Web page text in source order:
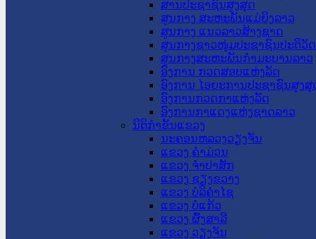
ສານປະຊາຊົນສູງສຸດ
ສູນກາງ ສະຫະພັນແມ່ຍິງລາວ
ສູນກາງ ແນວລາວສ້າງຊາດ
ສູນກາງຊາວໜຸ່ມປະຊາຊົນປະຕິວັ
ສູນກາງສະຫະພັນກຳມະບານລາວ
ອົງການ ກວດສອບແຫ່ງລັດ
ອົງການ ໄອຍະການປະຊາຊົນສູງສຸ
ອົງການກວດກາແຫ່ງລັດ
ອົງການກາແດງແຫ່ງຊາດລາວ
ນິຕິກໍາຂັ້ນແຂວງ
ນະ​ຄອນ​ຫລວງວຽງຈັນ
ແຂວງ ຄໍາມ່ວນ
ແຂວງ ຈໍາປາສັກ
ແຂວງ ຊຽງຂວາງ
ແຂວງ ບໍລິຄໍາໄຊ
ແຂວງ ບໍ່ແກ້ວ
ແຂວງ ຜົ້ງສາລີ
ແຂວງ ວຽງຈັນ